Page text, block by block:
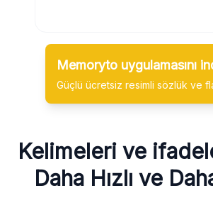
Memoryto uygulamasını
Güçlü ücretsiz resimli sözlük ve
Kelimeleri ve
Daha Hızlı ve